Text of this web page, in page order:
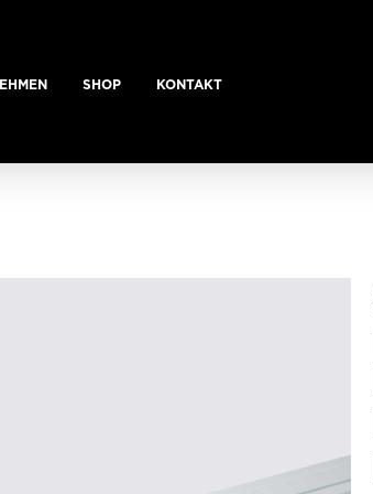
SHOP KONTAKT